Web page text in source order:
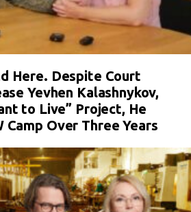
Here. Despite Court
Yevhen Kalashnykov,
to Live” Project, He
Camp Over Three Years